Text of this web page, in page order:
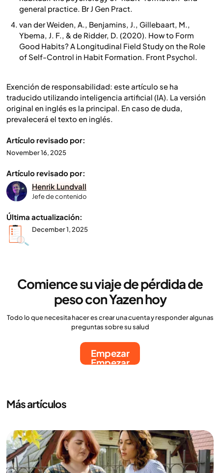
general practice. Br J Gen Pract.
van der Weiden, A., Benjamins, J., Gillebaart, M.,
Ybema, J. F., & de Ridder, D. (2020). How to Form
Good Habits? A Longitudinal Field Study on the Role
of Self-Control in Habit Formation. Front Psychol.
Exención de responsabilidad: este artículo se ha
traducido utilizando inteligencia artificial (IA). La versión
original en inglés es la principal. En caso de duda,
prevalecerá el texto en inglés.
Artículo revisado por:
November 16, 2025
Artículo revisado por:
Henrik Lundvall
Jefe de contenido
Última actualización:
December 1, 2025
Comience su viaje de pérdida de
peso con Yazen hoy
Todo lo que necesita hacer es crear una cuenta y responder algunas
preguntas sobre su salud
Empezar
Empezar
Más artículos